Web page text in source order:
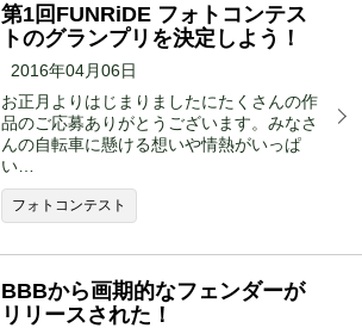
第1回FUNRiDE フォトコンテス
トのグランプリを決定しよう！
2016年04月06日
お正月よりはじまりましたにたくさんの作
品のご応募ありがとうございます。みなさ
んの自転車に懸ける想いや情熱がいっぱ
い…
フォトコンテスト
BBBから画期的なフェンダーが
リリースされた！